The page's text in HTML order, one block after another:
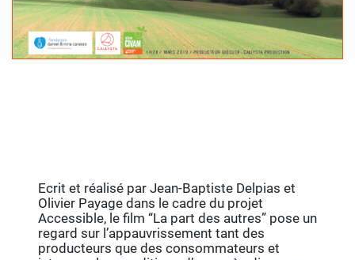
Ecrit et réalisé par Jean-Baptiste Delpias et
Olivier Payage dans le cadre du projet
Accessible, le film “La part des autres” pose un
regard sur l’appauvrissement tant des
producteurs que des consommateurs et